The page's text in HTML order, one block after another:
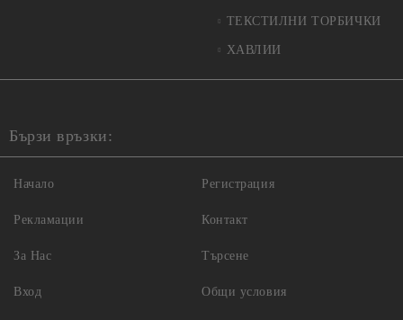
ТЕКСТИЛНИ ТОРБИЧКИ
ХАВЛИИ
Бързи връзки:
Начало
Рекламации
За Нас
Вход
Регистрация
Контакт
Търсене
Общи условия